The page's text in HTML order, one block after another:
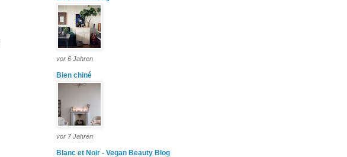
vor 6 Jahren
Bien chiné
vor 7 Jahren
Blanc et Noir - Vegan Beauty Blog